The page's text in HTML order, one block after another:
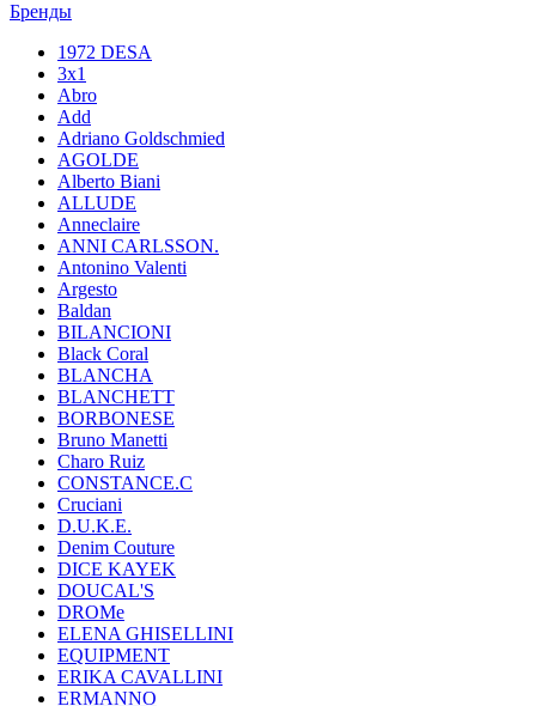
Бренды
1972 DESA
3x1
Abro
Add
Adriano Goldschmied
AGOLDE
Alberto Biani
ALLUDE
Anneclaire
ANNI CARLSSON.
Antonino Valenti
Argesto
Baldan
BILANCIONI
Black Coral
BLANCHA
BLANCHETT
BORBONESE
Bruno Manetti
Charo Ruiz
CONSTANCE.C
Cruciani
D.U.K.E.
Denim Couture
DICE KAYEK
DOUCAL'S
DROMe
ELENA GHISELLINI
EQUIPMENT
ERIKA CAVALLINI
ERMANNO